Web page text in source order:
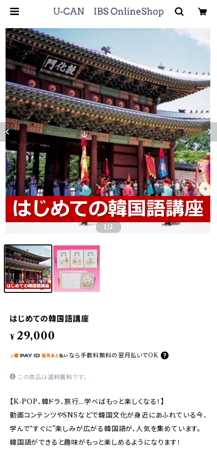
1 /2
はじめての韓国語講座
¥ 29,000
なら 手数料無料の 翌月払いでOK
この商品は送料無料です。
【K-POP、韓ドラ、旅行…学べばもっと楽しくなる！】
動画コンテンツやSNSなどで韓国文化が身近にあふれている今、
学んで“すぐに”楽しみが広がる韓国語が、人気を集めています。
韓国語ができると趣味がもっと楽しめるようになります！